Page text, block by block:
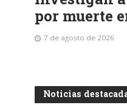
por muerte
7 de agosto de 2026
Noticias